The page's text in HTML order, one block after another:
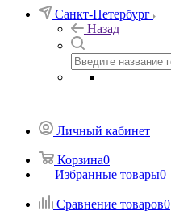
Санкт-Петербург
Назад
Личный кабинет
Корзина0
Избранные товары0
Сравнение товаров0